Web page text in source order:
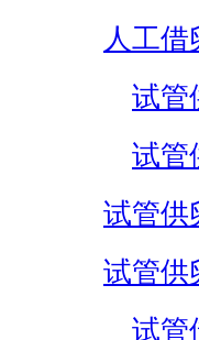
人工
试管
试管
试管供
试管供
试管